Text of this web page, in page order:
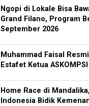
Ngopi di Lokale Bisa
Grand Filano, Program
September 2026
Muhammad Faisal
Estafet Ketua
Home Race di
Indonesia Bidik